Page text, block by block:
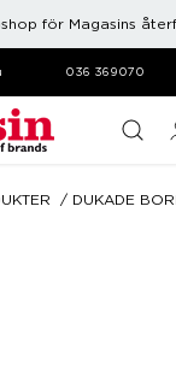
för Magasins
036 369070
DUKADE